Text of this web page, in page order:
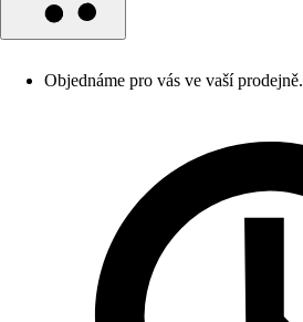
Objednáme pro vás ve vaší prodejně.